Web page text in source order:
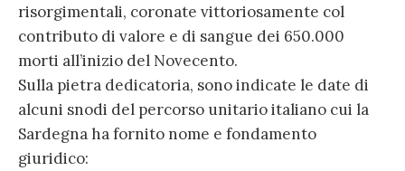
risorgimentali, coronate vittoriosamente col
contributo di valore e di sangue dei 650.000
morti all’inizio del Novecento.
Sulla pietra dedicatoria, sono indicate le date di
alcuni snodi del percorso unitario italiano cui la
Sardegna ha fornito nome e fondamento
giuridico: